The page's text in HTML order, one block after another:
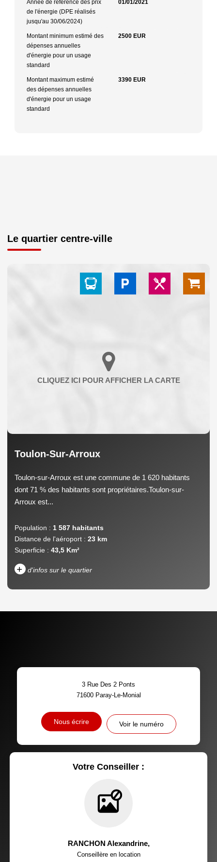
Année de référence des prix
de l'énergie (DPE réalisés
jusqu'au 30/06/2024)
01/01/2021
Montant minimum estimé des
dépenses annuelles
d'énergie pour un usage
standard
2500 EUR
Montant maximum estimé
des dépenses annuelles
d'énergie pour un usage
standard
3390 EUR
Le quartier centre-ville
Toulon-Sur-Arroux
Toulon-sur-Arroux est une commune de 1 620 habitants
dont 71 % des habitants sont propriétaires.Toulon-sur-
Arroux est...
Population : 1 587 habitants
Distance de l'aéroport : 23 km
Superficie : 43,5 Km²
+ d'infos sur le quartier
PART DES MÉNAGES SANS
VOITURE
DISTANCE DE L'AÉROPORT : SUPERFICIE :
RÉSULTATS DES LYCÉES
RESTAURANTS ET CAFÉS COMMERCES
3 Rue Des 2 Ponts
71600 Paray-Le-Monial
Nous écrire Voir le numéro
Votre Conseiller :
RANCHON Alexandrine,
Conseillère en location